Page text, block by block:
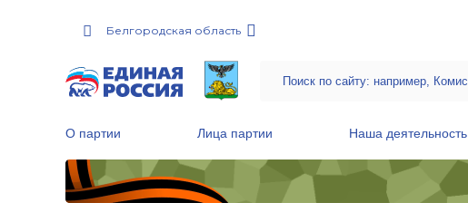
Белгородская область
О партии Лица партии Наша деятельность